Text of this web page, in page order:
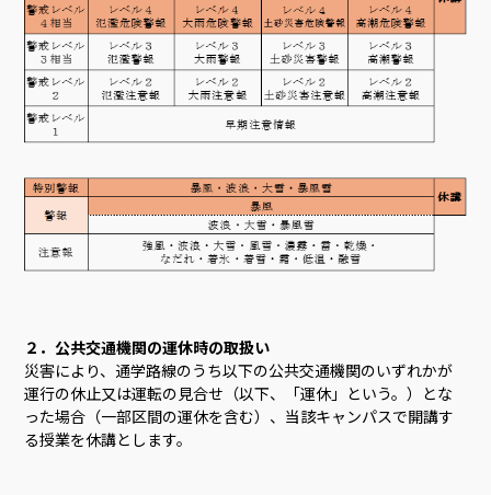
２．公共交通機関の運休時の取扱い
災害により、通学路線のうち以下の公共交通機関のいずれかが
運行の休止又は運転の見合せ（以下、「運休」という。）とな
った場合（一部区間の運休を含む）、当該キャンパスで開講す
る授業を休講とします。